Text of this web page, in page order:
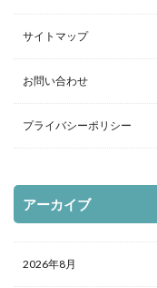
サイトマップ
お問い合わせ
プライバシーポリシー
アーカイブ
2026年8月